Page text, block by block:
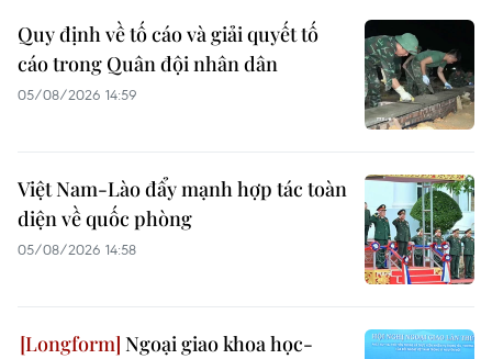
Quy định về tố cáo và giải quyết tố
cáo trong Quân đội nhân dân
05/08/2026 14:59
Việt Nam-Lào đẩy mạnh hợp tác toàn
diện về quốc phòng
05/08/2026 14:58
Ngoại giao khoa học-